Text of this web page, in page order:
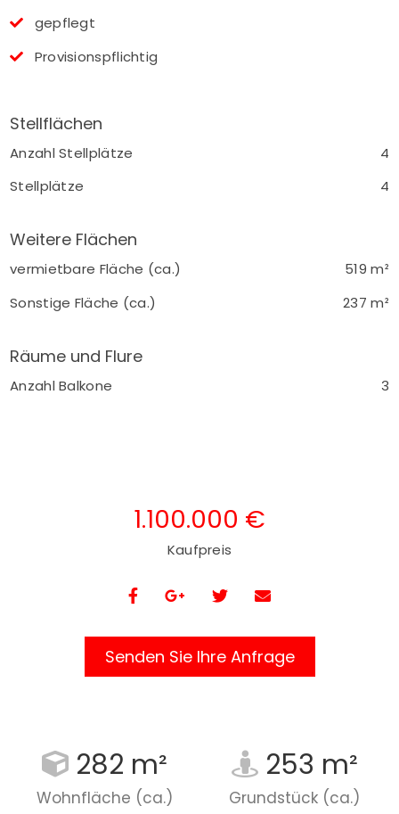
gepflegt
Provisionspflichtig
Stellflächen
Anzahl Stellplätze
4
Stellplätze
4
Weitere Flächen
vermietbare Fläche (ca.)
519 m²
Sonstige Fläche (ca.)
237 m²
Räume und Flure
Anzahl Balkone 3
1.100.000 €
Kaufpreis
Senden Sie Ihre Anfrage
282 m²
Wohnfläche (ca.)
253 m²
Grundstück (ca.)